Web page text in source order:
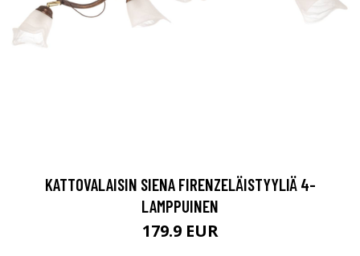
KATTOVALAISIN SIENA FIRENZELÄISTYYLIÄ 4-
LAMPPUINEN
179.9 EUR